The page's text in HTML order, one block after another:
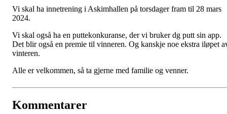
Vi skal ha innetrening i Askimhallen på torsdager fram til 28 mars
2024.
Vi skal også ha en puttekonkuranse, der vi bruker dg putt sin app.
Det blir også en premie til vinneren. Og kanskje noe ekstra iløpet
vinteren.
Alle er velkommen, så ta gjerne med familie og venner.
Kommentarer